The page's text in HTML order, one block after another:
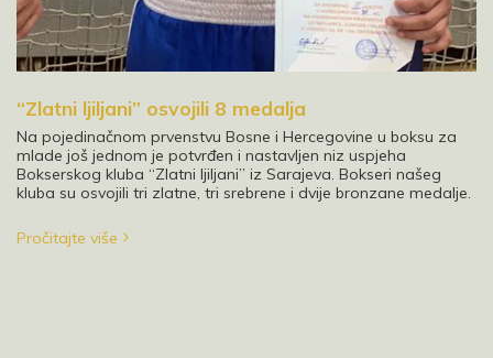
“Zlatni ljiljani” osvojili 8 medalja
Na pojedinačnom prvenstvu Bosne i Hercegovine u boksu za
mlade još jednom je potvrđen i nastavljen niz uspjeha
Bokserskog kluba “Zlatni ljiljani” iz Sarajeva. Bokseri našeg
kluba su osvojili tri zlatne, tri srebrene i dvije bronzane medalje.
Pročitajte više